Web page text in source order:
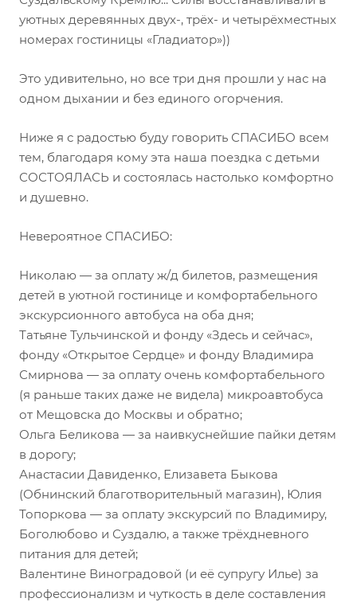
уютных деревянных двух-, трёх- и четырёхместных
номерах гостиницы «Гладиатор»))
Это удивительно, но все три дня прошли у нас на
одном дыхании и без единого огорчения.
Ниже я с радостью буду говорить СПАСИБО всем
тем, благодаря кому эта наша поездка с детьми
СОСТОЯЛАСЬ и состоялась настолько комфортно
и душевно.
Невероятное СПАСИБО:
Николаю — за оплату ж/д билетов, размещения
детей в уютной гостинице и комфортабельного
экскурсионного автобуса на оба дня;
Татьяне Тульчинской и фонду «Здесь и сейчас»,
фонду «Открытое Сердце» и фонду Владимира
Смирнова — за оплату очень комфортабельного
(я раньше таких даже не видела) микроавтобуса
от Мещовска до Москвы и обратно;
Ольга Беликова — за наивкуснейшие пайки детям
в дорогу;
Анастасии Давиденко, Елизавета Быкова
(Обнинский благотворительный магазин), Юлия
Топоркова — за оплату экскурсий по Владимиру,
Боголюбово и Суздалю, а также трёхдневного
питания для детей;
Валентине Виноградовой (и её супругу Илье) за
профессионализм и чуткость в деле составления